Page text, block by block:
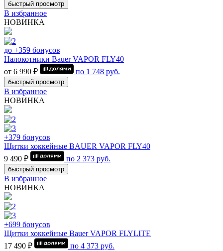
быстрый просмотр
В избранное
НОВИНКА
до +359 бонусов
Налокотники Bauer VAPOR FLY40
от 6 990 ₽
по 1 748 руб.
быстрый просмотр
В избранное
НОВИНКА
+379 бонусов
Щитки хоккейные BAUER VAPOR FLY40
9 490 ₽
по 2 373 руб.
быстрый просмотр
В избранное
НОВИНКА
+699 бонусов
Щитки хоккейные Bauer VAPOR FLYLITE
17 490 ₽
по 4 373 руб.